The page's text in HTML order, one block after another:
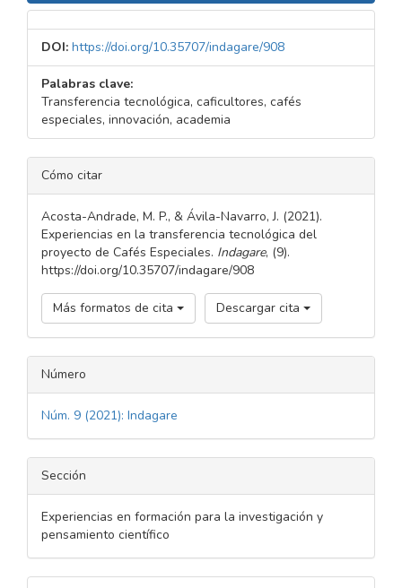
DOI: https://doi.org/10.35707/indagare/908
Palabras clave:
Transferencia tecnológica, caficultores, cafés
especiales, innovación, academia
DETALLES
DEL
ARTÍCULO
Cómo citar
Acosta-Andrade, M. P., & Ávila-Navarro, J. (2021).
Experiencias en la transferencia tecnológica del
proyecto de Cafés Especiales. Indagare, (9).
https://doi.org/10.35707/indagare/908
Más formatos de cita Descargar cita
Número
Núm. 9 (2021): Indagare
Sección
Experiencias en formación para la investigación y
pensamiento científico